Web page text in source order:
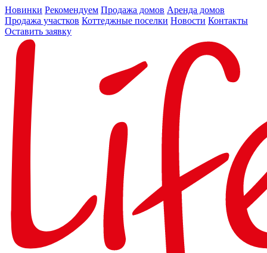
Новинки Рекомендуем Продажа домов Аренда домов
Продажа участков Коттеджные поселки Новости Контакты
Оставить заявку